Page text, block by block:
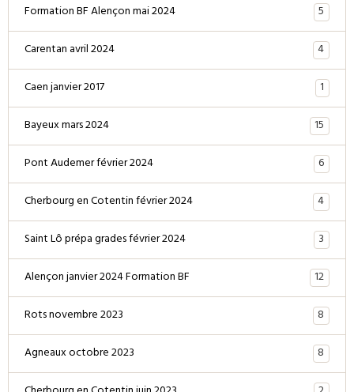
Formation BF Alençon mai 2024
5
Carentan avril 2024
4
Caen janvier 2017
1
Bayeux mars 2024
15
Pont Audemer février 2024
6
Cherbourg en Cotentin février 2024
4
Saint Lô prépa grades février 2024
3
Alençon janvier 2024 Formation BF
12
Rots novembre 2023
8
Agneaux octobre 2023
8